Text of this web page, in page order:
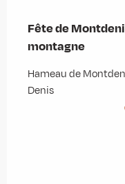
Fête de
montagne
Hameau de
Denis